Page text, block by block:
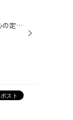
本日は納車１か月後！の日産 フェアレディZ RZ34のアライメント調整です！ 安心の定額制！便利なサブスク購入はこちらをクリック 今や希少なMTが選べるスポーツカー もちろんこちらもMT車です！ 少し左に行く気がするとの事での調整です！ そんなにズレている訳ではないですが若干の左右差が… 今回...